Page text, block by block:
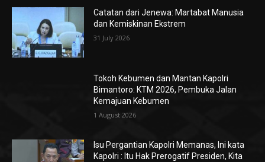
Catatan dari Jenewa: Martabat Manusia
dan Kemiskinan Ekstrem
31 July 2026
Tokoh Kebumen dan Mantan Kapolri
Bimantoro: KTM 2026, Pembuka Jalan
Kemajuan Kebumen
1 August 2026
Isu Pergantian Kapolri Memanas, Ini kata
Kapolri : Itu Hak Prerogatif Presiden, Kita